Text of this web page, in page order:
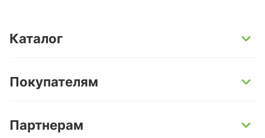
Каталог
Кварц-винил и LVT-плитка
Ламинат
Покупателям
Условия доставки
Партнерам